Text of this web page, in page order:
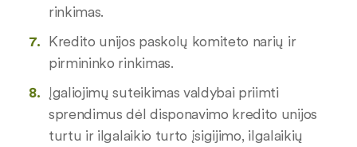
rinkimas.
Kredito unijos paskolų komiteto narių ir
pirmininko rinkimas.
Įgaliojimų suteikimas valdybai priimti
sprendimus dėl disponavimo kredito unijos
turtu ir ilgalaikio turto įsigijimo, ilgalaikių